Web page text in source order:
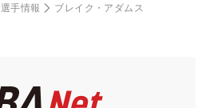
選手情報 ブレイク・アダムス